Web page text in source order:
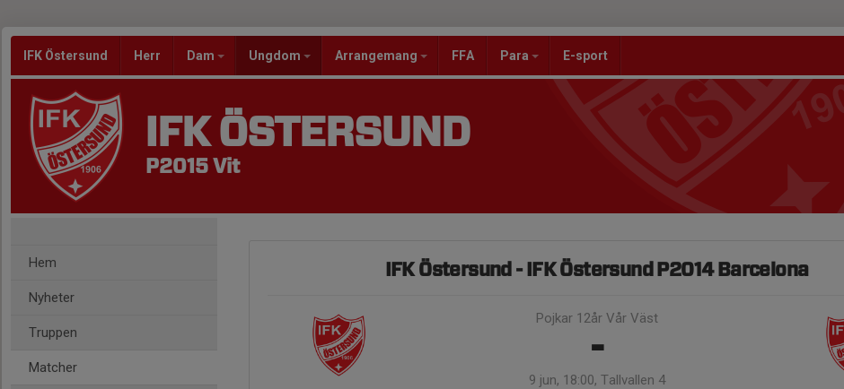
IFK Östersund Herr Dam Ungdom Arrangemang FFA Para E-sport
IFK ÖSTERSUND
P2015 Vit
Hem
Nyheter
Truppen
Matcher
IFK Östersund - IFK Östersund P2014 Barcelona
Pojkar 12år Vår Väst
-
9 jun, 18:00, Tallvallen 4